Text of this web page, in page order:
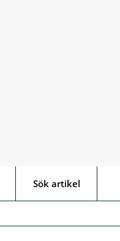
Sök artikel